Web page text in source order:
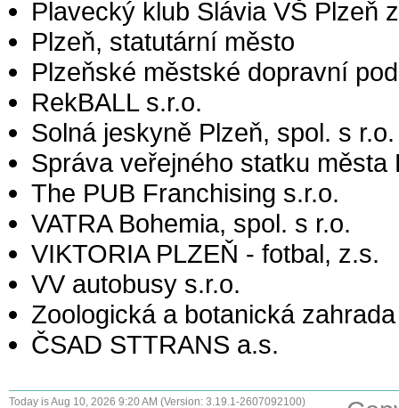
Plavecký klub Slávia VŠ Plzeň
Plzeň, statutární město
Plzeňské městské dopravní
RekBALL s.r.o.
Solná jeskyně Plzeň, spol. s r.o.
Správa veřejného statku
The PUB Franchising s.r.o.
VATRA Bohemia, spol. s r.o.
VIKTORIA PLZEŇ - fotbal, z.s.
VV autobusy s.r.o.
Zoologická a botanická
ČSAD STTRANS a.s.
Today is Aug 10, 2026 9:20 AM (Version: 3.19.1-2607092100)